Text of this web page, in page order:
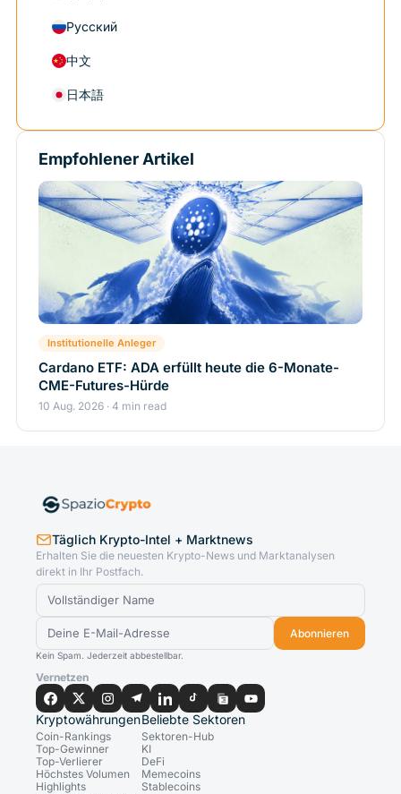
Русский
中文
日本語
Empfohlener Artikel
Institutionelle Anleger
Cardano ETF: ADA erfüllt heute die 6-Monate-
CME-Futures-Hürde
10 Aug. 2026 · 4 min read
Täglich Krypto-Intel + Marktnews
Erhalten Sie die neuesten Krypto-News und Marktanalysen
direkt in Ihr Postfach.
Abonnieren
Kein Spam. Jederzeit abbestellbar.
Vernetzen
Kryptowährungen
Coin-Rankings
Top-Gewinner
Top-Verlierer
Höchstes Volumen
Highlights
Beliebte Sektoren
Sektoren-Hub
KI
DeFi
Memecoins
Stablecoins